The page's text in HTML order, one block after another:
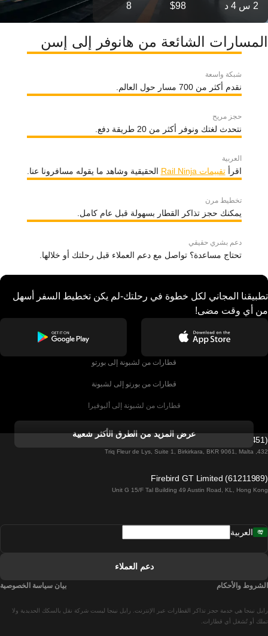
2 س 4 د $98
8
المسارات الشائعة من هانوفر إلى إسن
شبكة واسعة
نقدم أكثر من 700 مسار حول العالم.
حجز مريح
نتحدث لغتك ونوفر أكثر من 20 طريقة دفع.
العربية
اقرأتقييمات Rail Ninja الحقيقية وشاهد ما يقوله مسافرونا عنا.
تخطيط مرن
يمكنك حجز تذاكر القطار بسهولة قبل عام كامل.
دعم بشري حقيقي
تحتاج مساعدة؟ تواصل مع دعم العملاء قبل رحلتك أو خلالها.
تطبيقنا المجاني لكل خطوة في رحلتك-لم يكن تخطيط السفر أسهل
من أي وقت مضى!
قطارات من لشبونة إلى بورتو
قطارات من بورتو إلى لشبونة
قطارات من لشبونة إلى ألبوفيرا
قطارات من ألبوفيرا إلى لشبونة
قطارات من لشبونة إلى لاغوس
قطارات من لشبونة إلى مدريد
عرض المزيد من الطرق الأكثر شعبية
Firebird GT Limited (OC 1451)
432, Triq Fleur de Lys, Suite 1, Birkirkara, BKR 9061, Malta
Firebird GT Limited (61211989)
Unit G 15/F Tal Building 49 Austin Road, KL, Hong Kong
رايل نينجا هي خدمة حجز تذاكر القطارات عبر الإنترنت. رايل نينجا ليست شركة نقل بالسكك الحديدية ولا
تملك أو تُشغل أي قطارات.
العربية
دعم العملاء
الشروط والأحكام بيان سياسة الخصوصية